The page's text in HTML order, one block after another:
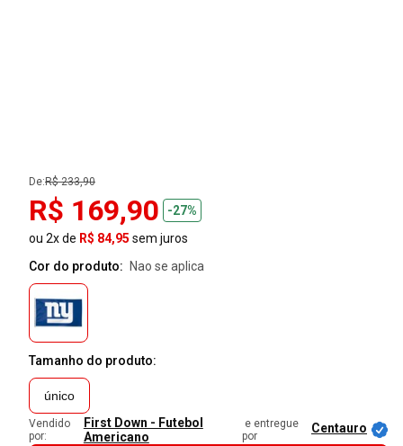
De:R$ 233,90
R$ 169,90
-27%
ou 2x de R$ 84,95 sem juros
Cor do produto:
nao se aplica
Tamanho do produto:
único
Vendido
por:
First Down - Futebol
Americano
e entregue
por
Centauro